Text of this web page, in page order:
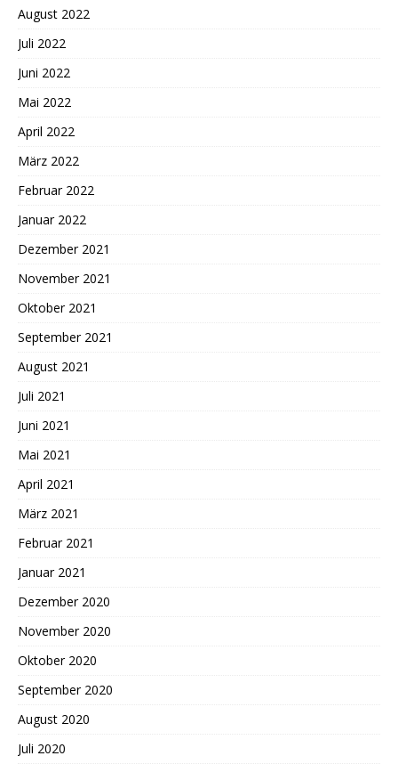
August 2022
Juli 2022
Juni 2022
Mai 2022
April 2022
März 2022
Februar 2022
Januar 2022
Dezember 2021
November 2021
Oktober 2021
September 2021
August 2021
Juli 2021
Juni 2021
Mai 2021
April 2021
März 2021
Februar 2021
Januar 2021
Dezember 2020
November 2020
Oktober 2020
September 2020
August 2020
Juli 2020